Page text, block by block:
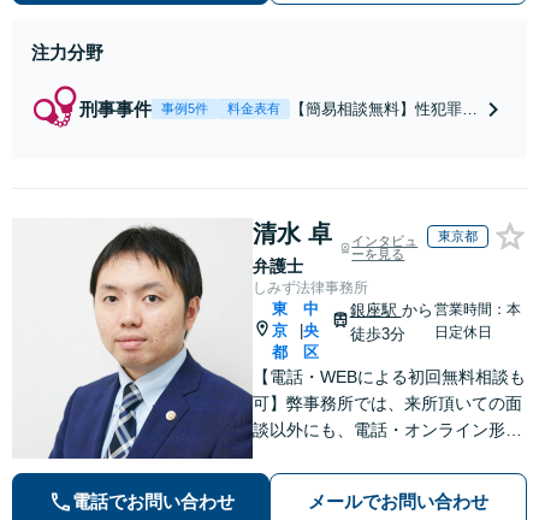
注力分野
刑事事件 事例5件 料金表有
【簡易相談無料】性犯罪
犯罪（名誉毀損・わいせつ
物・不正アクセス・リベン
ジポルノ罪等）に非常に詳
しい弁護士です
清水 卓
弁護士
インタビュ
ーを見る
東京都
しみず法律事務所
東
京
都
中
央
区
銀座駅 から
徒歩3分
営業時間：本
日定休日
【電話・WEBによる初回無料相談も
可】弊事務所では、来所頂いての面
談以外にも、電話・オンライン形式
弁護士にご相談頂くことで、今のご
不安が和らぐとともに、問題解決の
電話でお問い合わせ メールでお問い合わせ